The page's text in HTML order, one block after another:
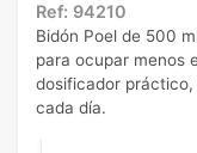
Ref: 94210
Bidón Poel de 500
para ocupar menos
dosificador
cada día.